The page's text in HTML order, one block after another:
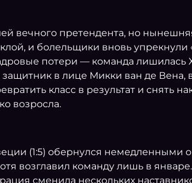
вечного претендента, но
и болельщики вновь упрекнули
потери — команда лишилась
в лице Микки ван де Вена,
класс в результат и снять
возросла.
(1:5) обернулся немедленными
возглавил команду лишь в
сменила нескольких